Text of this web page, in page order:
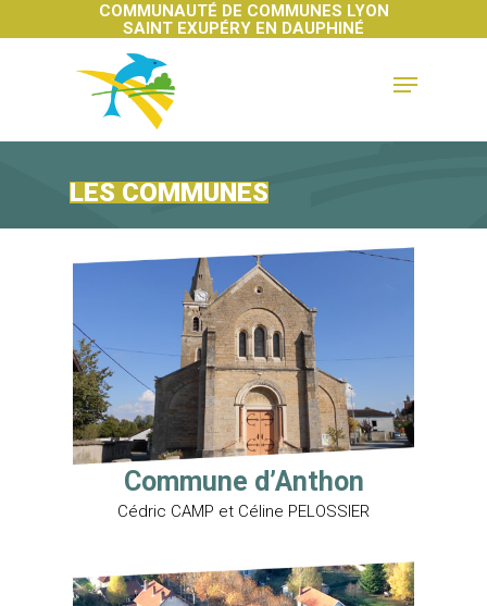
COMMUNAUTÉ DE COMMUNES LYON
SAINT EXUPÉRY EN DAUPHINÉ
Hit enter to search or ESC to close
LES COMMUNES
Commune d’Anthon
Cédric CAMP et Céline PELOSSIER